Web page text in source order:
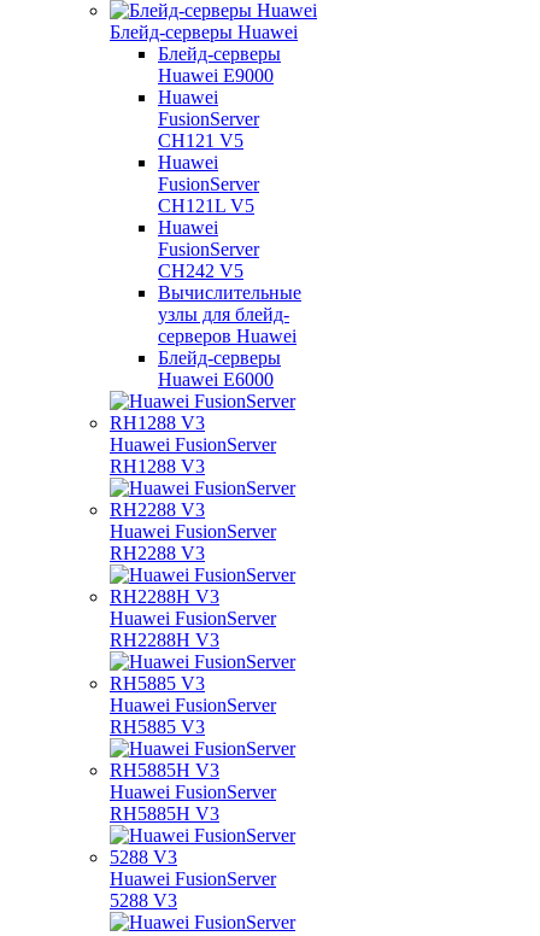
Блейд-серверы Huawei
Блейд-серверы
Huawei E9000
Huawei
FusionServer
CH121 V5
Huawei
FusionServer
CH121L V5
Huawei
FusionServer
CH242 V5
Вычислительные
узлы для блейд-
серверов Huawei
Блейд-серверы
Huawei E6000
Huawei FusionServer
RH1288 V3
Huawei FusionServer
RH2288 V3
Huawei FusionServer
RH2288H V3
Huawei FusionServer
RH5885 V3
Huawei FusionServer
RH5885H V3
Huawei FusionServer
5288 V3